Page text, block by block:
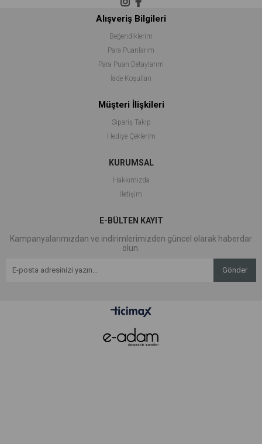
Alışveriş Bilgileri
Beğendiklerim
Para Puanlarım
Para Puan Detaylarım
İade Koşulları
Müşteri İlişkileri
Sipariş Takip
Hediye Çeklerim
KURUMSAL
Hakkımızda
İletişim
E-BÜLTEN KAYIT
Kampanyalarımızdan ve indirimlerimizden güncel olarak haberdar
olun.
Gönder